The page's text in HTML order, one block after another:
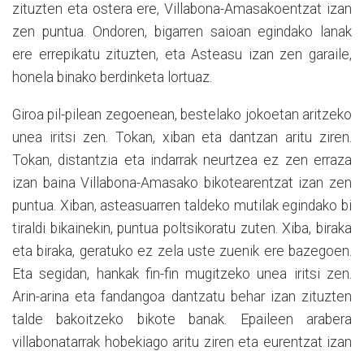
zituzten eta ostera ere, Villabona-Amasakoentzat izan
zen puntua. Ondoren, bigarren saioan egindako lanak
ere errepikatu zituzten, eta Asteasu izan zen garaile,
honela binako berdinketa lortuaz.
Giroa pil-pilean zegoenean, bestelako jokoetan aritzeko
unea iritsi zen. Tokan, xiban eta dantzan aritu ziren.
Tokan, distantzia eta indarrak neurtzea ez zen erraza
izan baina Villabona-Amasako bikotearentzat izan zen
puntua. Xiban, asteasuarren taldeko mutilak egindako bi
tiraldi bikainekin, puntua poltsikoratu zuten. Xiba, biraka
eta biraka, geratuko ez zela uste zuenik ere bazegoen.
Eta segidan, hankak fin-fin mugitzeko unea iritsi zen.
Arin-arina eta fandangoa dantzatu behar izan zituzten
talde bakoitzeko bikote banak. Epaileen arabera
villabonatarrak hobekiago aritu ziren eta eurentzat izan